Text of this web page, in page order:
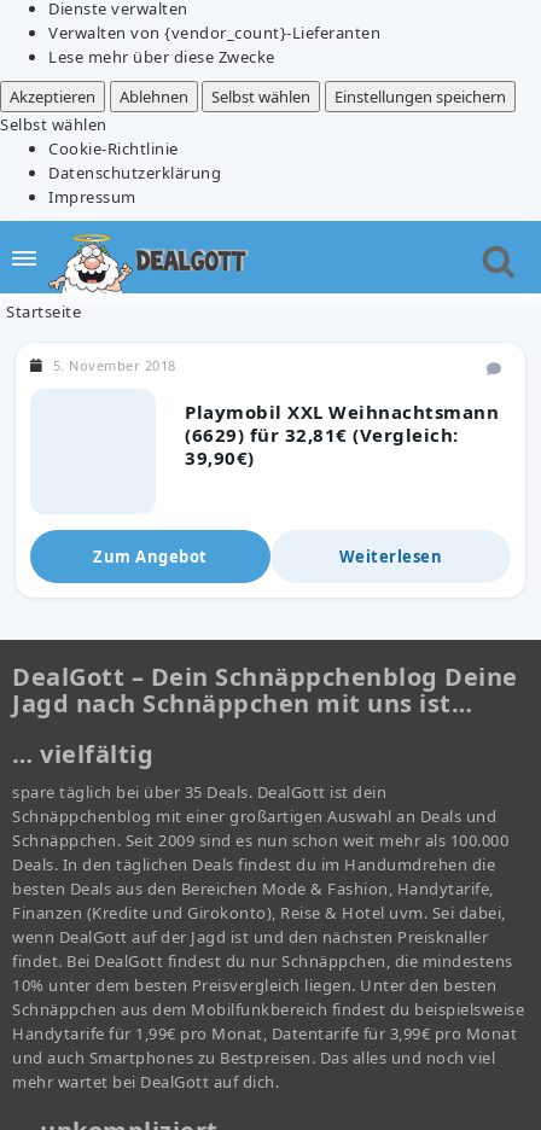
Dienste verwalten
Verwalten von {vendor_count}-Lieferanten
Lese mehr über diese Zwecke
Akzeptieren
Ablehnen Selbst wählen
Einstellungen speichern
Selbst wählen
Cookie-Richtlinie
Datenschutzerklärung
Impressum
Startseite
Playmobil XXL Weihnachtsmann
(6629) für 32,81€ (Vergleich:
39,90€)
5. November 2018
Zum Angebot Weiterlesen
DealGott – Dein Schnäppchenblog Deine
Jagd nach Schnäppchen mit uns ist…
… vielfältig
spare täglich bei über 35 Deals. DealGott ist dein
Schnäppchenblog mit einer großartigen Auswahl an Deals und
Schnäppchen. Seit 2009 sind es nun schon weit mehr als 100.000
Deals. In den täglichen Deals findest du im Handumdrehen die
besten Deals aus den Bereichen Mode & Fashion, Handytarife,
Finanzen (Kredite und Girokonto), Reise & Hotel uvm. Sei dabei,
wenn DealGott auf der Jagd ist und den nächsten Preisknaller
findet. Bei DealGott findest du nur Schnäppchen, die mindestens
10% unter dem besten Preisvergleich liegen. Unter den besten
Schnäppchen aus dem Mobilfunkbereich findest du beispielsweise
Handytarife für 1,99€ pro Monat, Datentarife für 3,99€ pro Monat
und auch Smartphones zu Bestpreisen. Das alles und noch viel
mehr wartet bei DealGott auf dich.